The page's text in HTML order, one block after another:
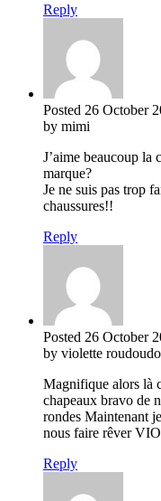
Reply
Posted 26 October
by mimi
J’aime beaucoup la
marque?
Je ne suis pas trop
chaussures!!
Reply
Posted 26 October
by violette
Magnifique alors là
chapeaux bravo de
rondes Maintenant
nous faire rêver
Reply